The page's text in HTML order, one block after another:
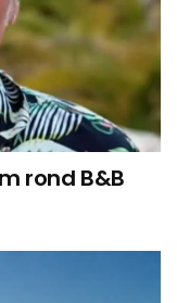
rond B&B